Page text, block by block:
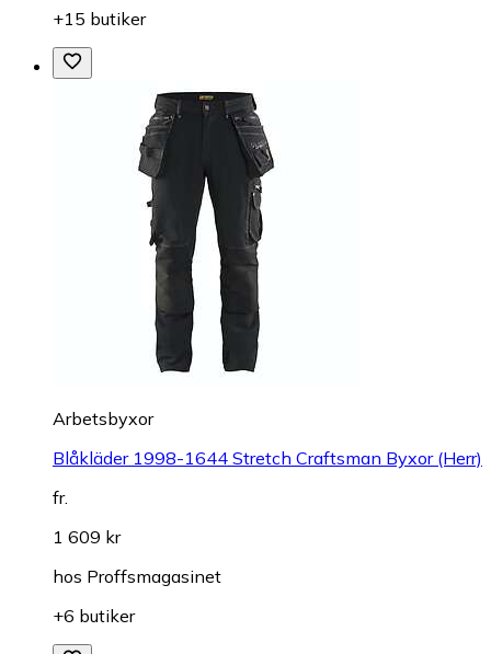
+15 butiker
Arbetsbyxor
Blåkläder 1998-1644 Stretch Craftsman Byxor (Herr)
fr.
1 609 kr
hos Proffsmagasinet
+6 butiker